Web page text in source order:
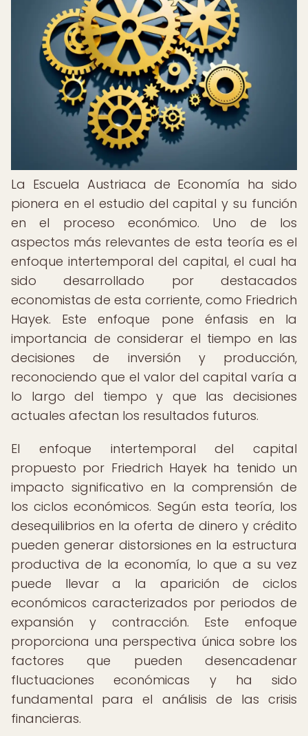
La Escuela Austriaca de Economía ha sido
pionera en el estudio del capital y su función
en el proceso económico. Uno de los
aspectos más relevantes de esta teoría es el
enfoque intertemporal del capital, el cual ha
sido desarrollado por destacados
economistas de esta corriente, como Friedrich
Hayek. Este enfoque pone énfasis en la
importancia de considerar el tiempo en las
decisiones de inversión y producción,
reconociendo que el valor del capital varía a
lo largo del tiempo y que las decisiones
actuales afectan los resultados futuros.
El enfoque intertemporal del capital
propuesto por Friedrich Hayek ha tenido un
impacto significativo en la comprensión de
los ciclos económicos. Según esta teoría, los
desequilibrios en la oferta de dinero y crédito
pueden generar distorsiones en la estructura
productiva de la economía, lo que a su vez
puede llevar a la aparición de ciclos
económicos caracterizados por periodos de
expansión y contracción. Este enfoque
proporciona una perspectiva única sobre los
factores que pueden desencadenar
fluctuaciones económicas y ha sido
fundamental para el análisis de las crisis
financieras.